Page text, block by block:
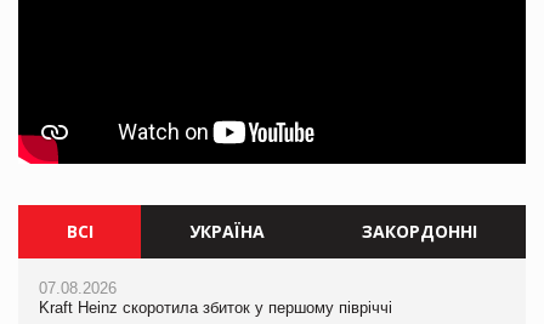
ВСІ УКРАЇНА ЗАКОРДОННІ
07.08.2026
Kraft Heinz скоротила збиток у першому півріччі
06.08.2026
Смачна новинка для хвостатих: у VARUS з’явилися паучі
07.08.2026
Kraft Heinz скоротила збиток у першому півріччі